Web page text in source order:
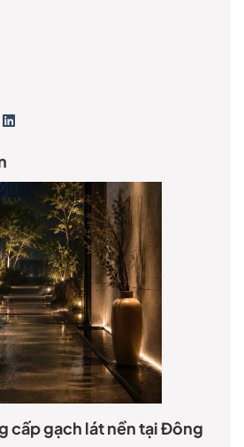
cấp gạch lát nền tại Đông